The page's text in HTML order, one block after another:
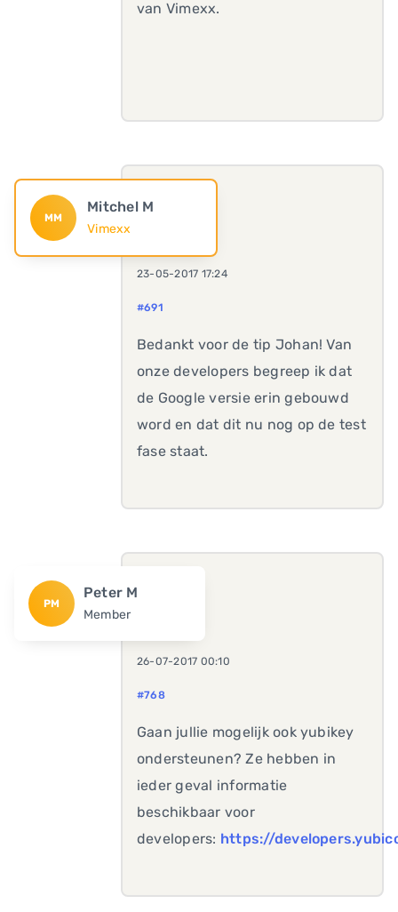
van Vimexx.
MM
Mitchel M
Vimexx
23-05-2017 17:24
#691
Bedankt voor de tip Johan! Van
onze developers begreep ik dat
de Google versie erin gebouwd
word en dat dit nu nog op de test
fase staat.
PM
Peter M
Member
26-07-2017 00:10
#768
Gaan jullie mogelijk ook yubikey
ondersteunen? Ze hebben in
ieder geval informatie
beschikbaar voor
developers: https://